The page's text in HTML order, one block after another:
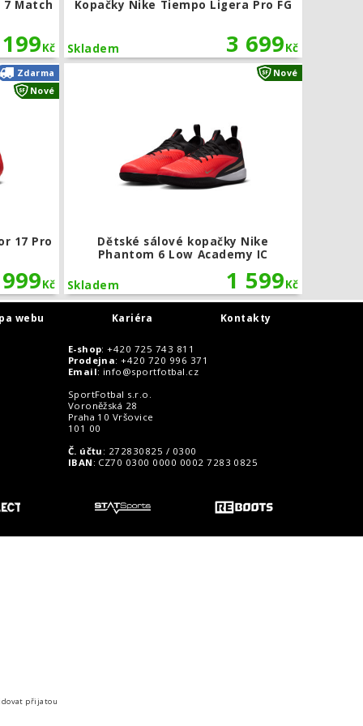
7 Match
Kč
Kopačky Nike Tiempo Ligera Pro FG
3 699Kč
Skladem
TF
17 Pro
Kč
Zdarma
Nové
Kopačky Nike Mercurial Vapor 17 Pro FG
Dětské sálové kopačky Nike
Phantom 6 Low Academy IC
1 599Kč
Skladem
Nové
webu Kariéra Kontakty
E-shop: +420 725 743 811
Prodejna: +420 720 996 371
Email: info@sportfotbal.cz
SportFotbal s.r.o.
Voroněžská 28
Praha 10 Vršovice
101 00
Č. účtu : 272830825 / 0300
IBAN : CZ70 0300 0000 0002 7283 0825
přijatou